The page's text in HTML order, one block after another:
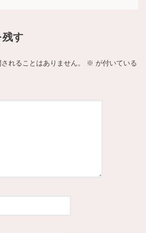
す
れることはありません。 ※ が付いている